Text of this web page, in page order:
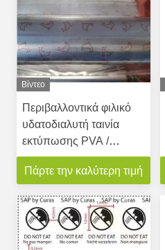
Βίντεο
Περιβαλλοντικά φιλικό
υδατοδιαλυτή ταινία
εκτύπωσης PVA /
υδατοδιαλυτή ταινία
εκτύπωσης
Πάρτε την καλύτερη τιμή